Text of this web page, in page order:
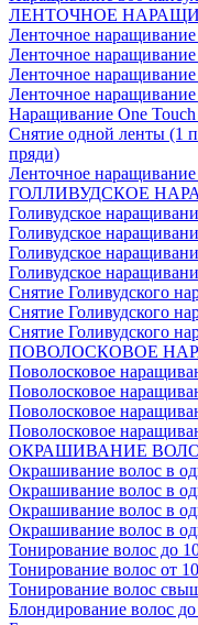
ЛЕНТОЧНОЕ
Ленточное
Ленточное
Ленточное
Ленточное наращивание
Наращивание One
Снятие одной ленты (1
пряди)
Ленточное
ГОЛЛИВУДСКОЕ
Голивудское
Голивудское
Голивудское
Голивудское
Снятие Голивудского
Снятие Голивудского
Снятие Голивудского
ПОВОЛОСКОВОЕ
Поволосковое
Поволосковое
Поволосковое
Поволосковое
ОКРАШИВАНИЕ
Окрашивание волос в
Окрашивание волос в
Окрашивание волос в
Окрашивание волос в
Тонирование волос до
Тонирование волос от
Тонирование волос
Блондирование волос